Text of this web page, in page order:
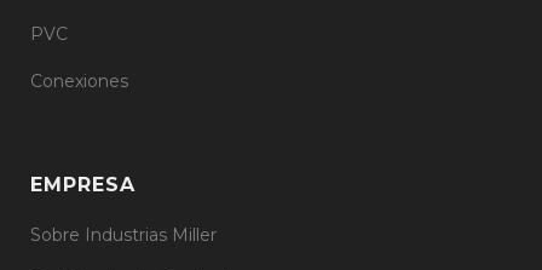
PVC
Conexiones
EMPRESA
Sobre Industrias Miller